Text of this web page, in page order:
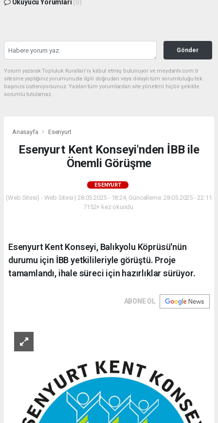
Okuyucu Yorumları (0)
Gönder
Yorum yazarak Topluluk Kuralları’nı kabul etmiş bulunuyor ve meydantv.com.tr
sitesine yaptığınız yorumunuzla ilgili doğrudan veya dolaylı tüm sorumluluğu tek
başınıza üstleniyorsunuz. Yazılan tüm yorumlardan site yönetimi hiçbir şekilde
sorumlu tutulamaz.
Anasayfa Esenyurt
Esenyurt Kent Konseyi'nden İBB ile
Önemli Görüşme
ESENYURT
(Web Sitesi) - Web Sitesi | 28.05.2025 - 18:24, Güncelleme: 28.05.2025 - 22:11
7152+ kez okundu.
Esenyurt Kent Konseyi, Balıkyolu Köprüsü'nün
durumu için İBB yetkilileriyle görüştü. Proje
tamamlandı, ihale süreci için hazırlıklar sürüyor.
ABONE OL